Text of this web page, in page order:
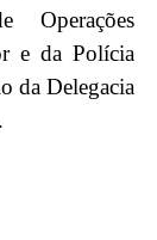
Operações
e da Polícia
da Delegacia